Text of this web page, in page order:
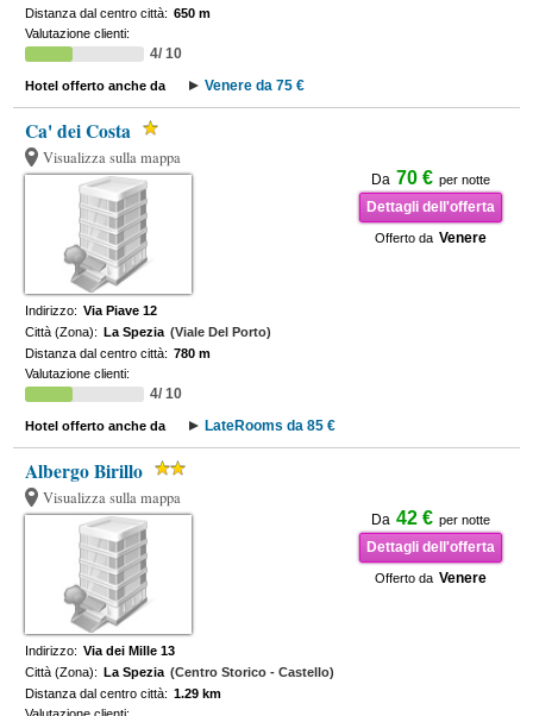
Distanza dal centro città: 650 m
Valutazione clienti:
4/ 10
Hotel offerto anche da Venere da 75 €
Ca' dei Costa
Visualizza sulla mappa
Da 70 € per notte
Dettagli dell'offerta
Offerto da Venere
Indirizzo: Via Piave 12
Città (Zona): La Spezia (Viale Del Porto)
Distanza dal centro città: 780 m
Valutazione clienti:
4/ 10
Hotel offerto anche da LateRooms da 85 €
Albergo Birillo
Visualizza sulla mappa
Da 42 € per notte
Dettagli dell'offerta
Offerto da Venere
Indirizzo: Via dei Mille 13
Città (Zona): La Spezia (Centro Storico - Castello)
Distanza dal centro città: 1.29 km